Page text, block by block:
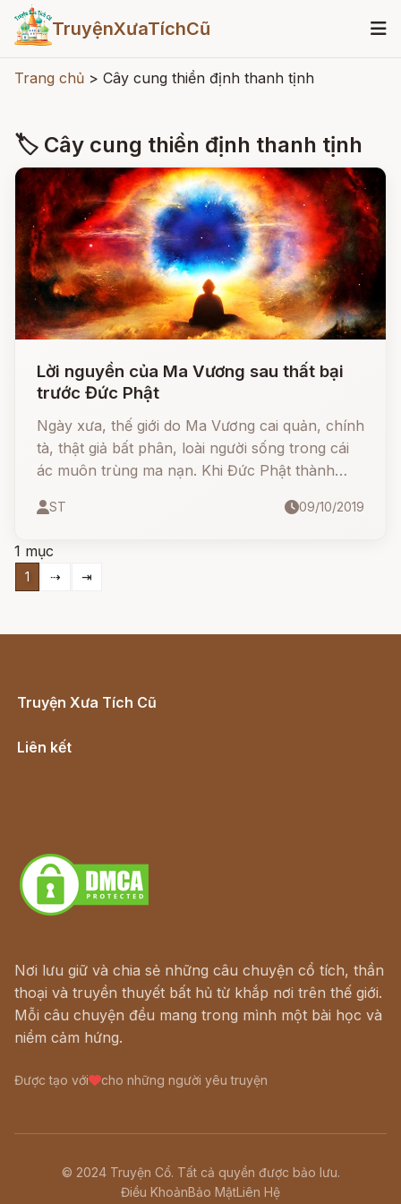
TruyệnXưaTíchCũ
Trang chủ > Cây cung thiền định thanh tịnh
🏷 Cây cung thiền định thanh tịnh
Lời nguyền của Ma Vương sau thất bại
trước Đức Phật
Ngày xưa, thế giới do Ma Vương cai quản, chính
tà, thật giả bất phân, loài người sống trong cái
ác muôn trùng ma nạn. Khi Đức Phật thành
ngoài sự cai quản của Ma Vương, nên Ma
ST 09/10/2019
1 mục
1 ⇢ ⇥
Truyện Xưa Tích Cũ
Liên kết
Nơi lưu giữ và chia sẻ những câu chuyện cổ tích, thần
thoại và truyền thuyết bất hủ từ khắp nơi trên thế giới.
Mỗi câu chuyện đều mang trong mình một bài học và
niềm cảm hứng.
Được tạo với cho những người yêu truyện
© 2024 Truyện Cổ. Tất cả quyền được bảo lưu.
Điều KhoảnBảo MậtLiên Hệ